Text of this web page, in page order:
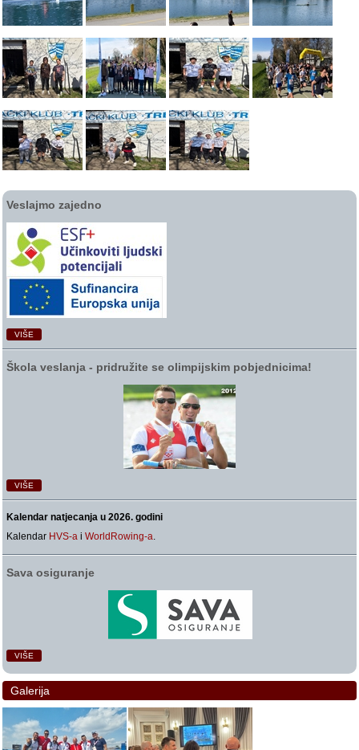
Veslajmo zajedno
VIŠE
Škola veslanja ‑ pridružite se olimpijskim pobjednicima!
VIŠE
Kalendar natjecanja u 2026. godini
Kalendar HVS-a iWorldRowing-a.
Sava osiguranje
VIŠE
Galerija